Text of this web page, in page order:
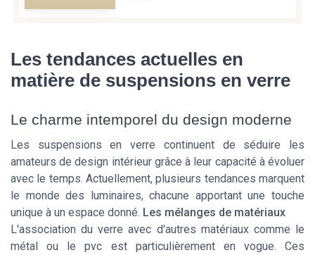
Les tendances actuelles en
matière de suspensions en verre
Le charme intemporel du design moderne
Les suspensions en verre continuent de séduire les
amateurs de design intérieur grâce à leur capacité à évoluer
avec le temps. Actuellement, plusieurs tendances marquent
le monde des luminaires, chacune apportant une touche
unique à un espace donné. Les mélanges de matériaux
L'association du verre avec d'autres matériaux comme le
métal ou le pvc est particulièrement en vogue. Ces